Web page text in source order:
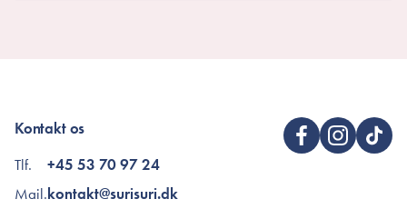
Kontakt os
Tlf.
Mail.
+45 53 70 97 24
kontakt@surisuri.dk